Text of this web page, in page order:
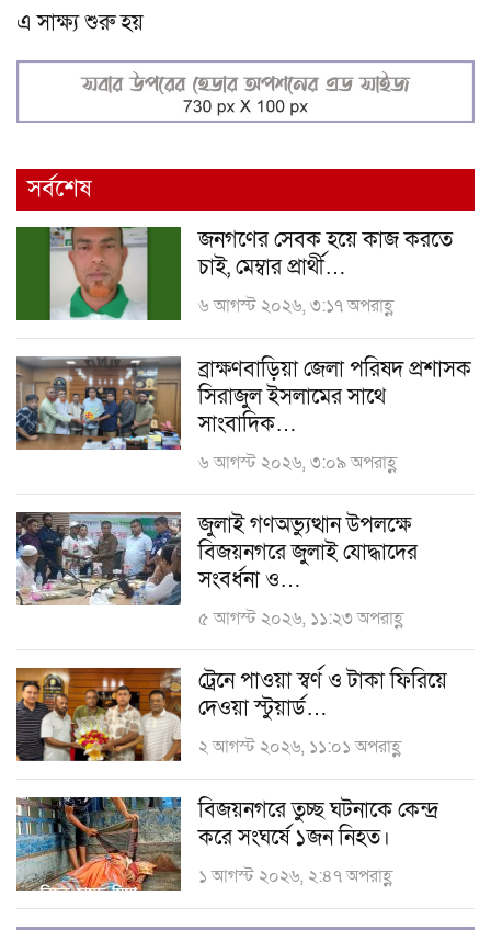
এ সাক্ষ্য শুরু হয়
সর্বশেষ
জনগণের সেবক হয়ে কাজ করতে
চাই, মেম্বার প্রার্থী…
৬ আগস্ট ২০২৬, ৩:১৭ অপরাহ্ণ
ব্রাক্ষণবাড়িয়া জেলা পরিষদ প্রশাসক
সিরাজুল ইসলামের সাথে
সাংবাদিক…
৬ আগস্ট ২০২৬, ৩:০৯ অপরাহ্ণ
জুলাই গণঅভ্যুত্থান উপলক্ষে
বিজয়নগরে জুলাই যোদ্ধাদের
সংবর্ধনা ও…
৫ আগস্ট ২০২৬, ১১:২৩ অপরাহ্ণ
ট্রেনে পাওয়া স্বর্ণ ও টাকা ফিরিয়ে
দেওয়া স্টুয়ার্ড…
২ আগস্ট ২০২৬, ১১:০১ অপরাহ্ণ
বিজয়নগরে তুচ্ছ ঘটনাকে কেন্দ্র
করে সংঘর্ষে ১জন নিহত।
১ আগস্ট ২০২৬, ২:৪৭ অপরাহ্ণ